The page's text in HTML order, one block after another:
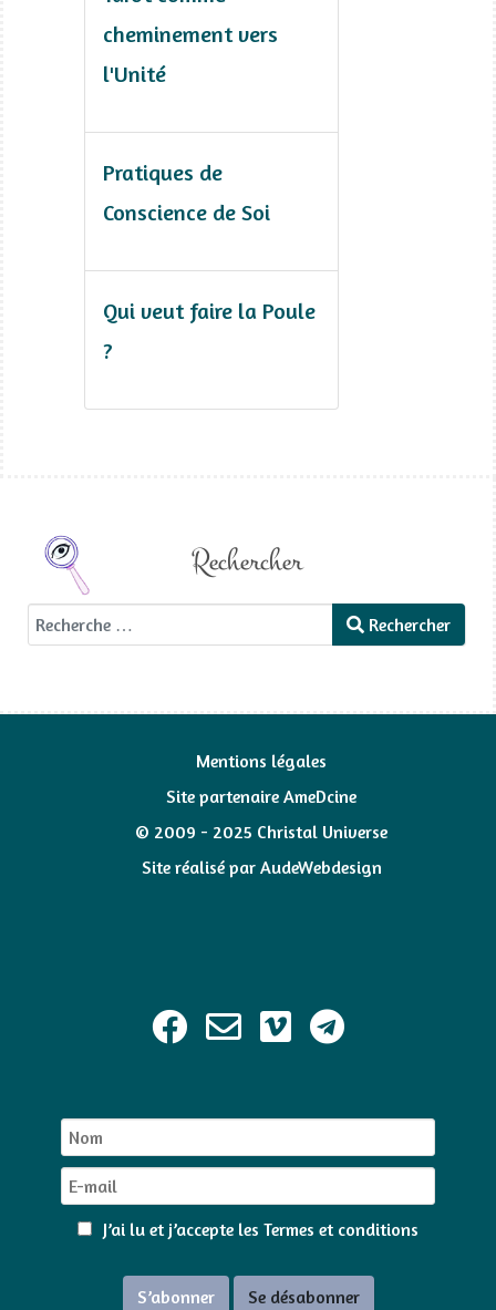
cheminement vers
l'Unité
Pratiques de
Conscience de Soi
Qui veut faire la Poule
?
Rechercher
Rechercher Rechercher
Mentions légales
Site partenaire AmeDcine
© 2009 - 2025 Christal Universe
Site réalisé par AudeWebdesign
J’ai lu et j’accepte les Termes et conditions
S’abonner Se désabonner